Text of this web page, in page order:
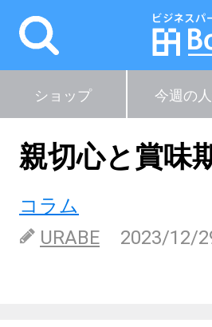
ショップ 今週の
親切心と賞味
コラム
URABE
2023/12/